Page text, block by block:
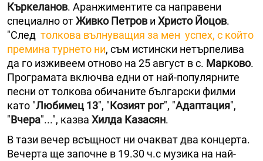
Къркеланов. Аранжиментите са направени
специално отЖивко Петров и Христо Йоцов.
"След толкова вълнуващия за мен успех, с който
премина турнето ни, съм истински нетърпелива
да го изживеем отново на 25 август в с. Марково.
Програмата включва едни от най-популярните
песни от толкова обичаните български филми
като "Любимец 13", "Козият рог", "Адаптация",
"Вчера"...", казва Хилда Казасян.
В тази вечер всъщност ни очакват два концерта.
Вечерта ще започне в 19.30 ч.с музика на най-